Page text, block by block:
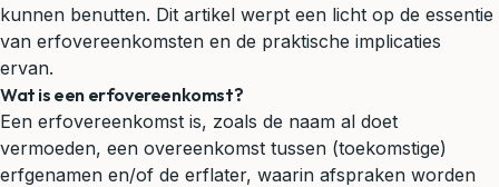
kunnen benutten. Dit artikel werpt een licht op de essentie
van erfovereenkomsten en de praktische implicaties
ervan.
Wat is een erfovereenkomst?
Een erfovereenkomst is, zoals de naam al doet
vermoeden, een overeenkomst tussen (toekomstige)
erfgenamen en/of de erflater, waarin afspraken worden